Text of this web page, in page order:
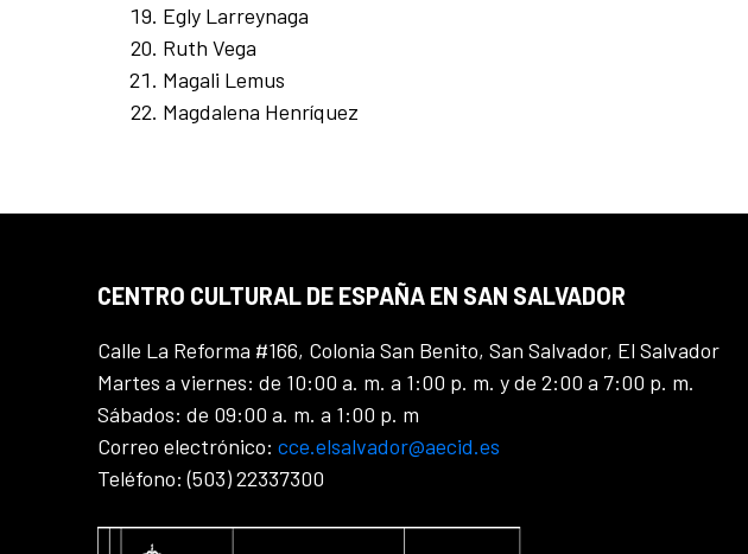
Egly Larreynaga
Ruth Vega
Magali Lemus
Magdalena Henríquez
CENTRO CULTURAL DE ESPAÑA EN SAN SALVADOR
Calle La Reforma #166, Colonia San Benito, San Salvador, El Salvador
Martes a viernes: de 10:00 a. m. a 1:00 p. m. y de 2:00 a 7:00 p. m.
Sábados: de 09:00 a. m. a 1:00 p. m
Correo electrónico: cce.elsalvador@aecid.es
Teléfono: (503) 22337300